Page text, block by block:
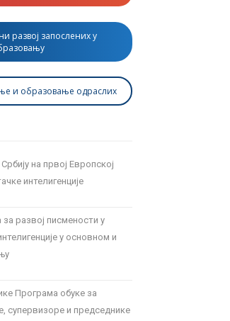
развој запослених у
и образовање одраслих
на првој Европској
интелигенције
развој писмености у
у основном и
Програмa обуке за
супервизоре и председнике